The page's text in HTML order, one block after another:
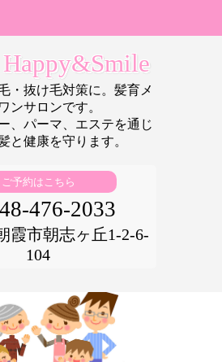
・抜け毛対策に。髪育メ
ンサロンです。
、パーマ、エステを通じ
と健康を守ります。
ご予約はこちら
476-2033
霞市朝志ヶ丘1-2-6-
104